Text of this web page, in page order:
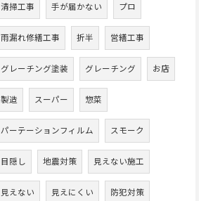
清掃工事 手が届かない プロ
雨漏れ修繕工事 折半 営繕工事
グレーチング塗装 グレーチング お店
製造 スーパー 惣菜
パーテーションフィルム スモーク
目隠し 地震対策 見えない施工
見えない 見えにくい 防犯対策